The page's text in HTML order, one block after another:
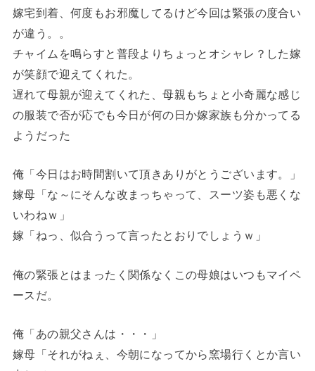
嫁宅到着、何度もお邪魔してるけど今回は緊張の度合い
が違う。。
チャイムを鳴らすと普段よりちょっとオシャレ？した嫁
が笑顔で迎えてくれた。
遅れて母親が迎えてくれた、母親もちょと小奇麗な感じ
の服装で否が応でも今日が何の日か嫁家族も分かってる
ようだった
俺「今日はお時間割いて頂きありがとうございます。」
嫁母「な～にそんな改まっちゃって、スーツ姿も悪くな
いわねｗ」
嫁「ねっ、似合うって言ったとおりでしょうｗ」
俺の緊張とはまったく関係なくこの母娘はいつもマイペ
ースだ。
俺「あの親父さんは・・・」
嫁母「それがねぇ、今朝になってから窯場行くとか言い